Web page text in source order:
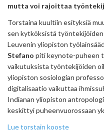
mutta voi rajoittaa
Torstaina kuultiin esityksiä
sen kytköksistä
Leuvenin yliopiston
Stefano piti keynote-puheen
vaikutuksista työntekijöiden
yliopiston sosiologian
digitalisaatio vaikuttaa
Indianan yliopiston
keskittyi puheenvuorossaan
Lue torstain kooste